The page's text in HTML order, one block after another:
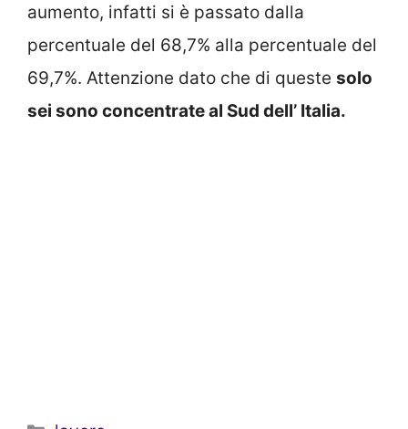
aumento, infatti si è passato dalla
percentuale del 68,7% alla percentuale del
69,7%. Attenzione dato che di queste solo
sei sono concentrate al Sud dell’ Italia.